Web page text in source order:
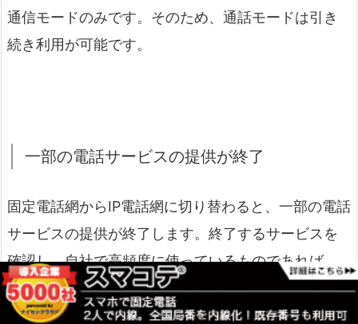
通信モードのみです。そのため、通話モードは引き
続き利用が可能です。
一部の電話サービスの提供が終了
固定電話網からIP電話網に切り替わると、一部の電話
サービスの提供が終了します。終了するサービスを
確認し、自社で高頻度に使っているものであれば、
代替のサービスを探す必要があるでしょう。